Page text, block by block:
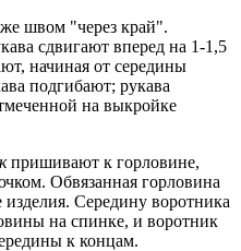
швом "через край".
сдвигают вперед на 1-1,5
начиная от середины
подгибают; рукава
на выкройке
пришивают к горловине,
Обвязанная горловина
Середину воротника
на спинке, и воротник
к концам.